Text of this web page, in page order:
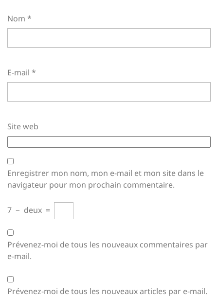
Nom *
E-mail *
Site web
Enregistrer mon nom, mon e-mail et mon site dans le
navigateur pour mon prochain commentaire.
7 − deux =
Prévenez-moi de tous les nouveaux commentaires par
e-mail.
Prévenez-moi de tous les nouveaux articles par e-mail.